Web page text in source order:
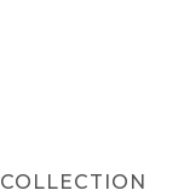
COLLECTION